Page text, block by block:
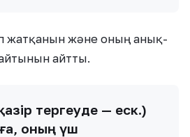
жатқанын және оның анық-
айтты.
тергеуде — еск.)
оның үш